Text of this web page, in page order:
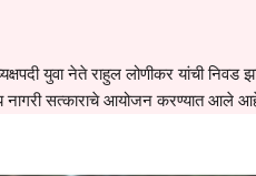
युवा नेते राहुल लोणीकर यांची निवड
नागरी सत्काराचे आयोजन करण्यात आले